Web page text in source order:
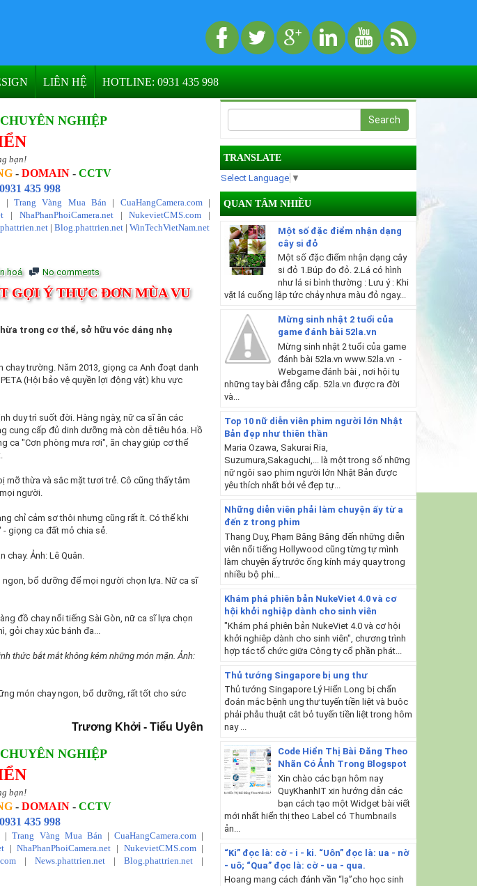
LIÊN HỆ HOTLINE: 0931 435 998
NGHIỆP
bạn!
- DOMAIN - CCTV
0931 435 998
| Trang Vàng Mua Bán | CuaHangCamera.com|
| NhaPhanPhoiCamera.net|NukevietCMS.com |
|Blog.phattrien.net |WinTechVietNam.net
hoá No comments
GỢI Ý THỰC ĐƠN MÙA VU
trong cơ thể, sở hữu vóc dáng nhẹ
trường. Năm 2013, giọng ca Anh đoạt danh
(Hội bảo vệ quyền lợi động vật) khu vực
duy trì suốt đời. Hàng ngày, nữ ca sĩ ăn các
cung cấp đủ dinh dưỡng mà còn dễ tiêu hóa. Hồ
ca "Cơn phòng mưa rơi", ăn chay giúp cơ thể
mỡ thừa và sắc mặt tươi trẻ. Cô cũng thấy tâm
người.
chỉ cảm sơ thôi nhưng cũng rất ít. Có thể khi
- giọng ca đất mỏ chia sẻ.
chay. Ảnh: Lê Quân.
bổ dưỡng để mọi người chọn lựa. Nữ ca sĩ
đồ chay nổi tiếng Sài Gòn, nữ ca sĩ lựa chọn
gỏi chay xúc bánh đa...
thức bắt mắt không kém những món mặn. Ảnh:
món chay ngon, bổ dưỡng, rất tốt cho sức
Trương Khởi - Tiểu Uyên
NGHIỆP
bạn!
- DOMAIN - CCTV
0931 435 998
|Trang Vàng Mua Bán | CuaHangCamera.com|
|NhaPhanPhoiCamera.net | NukevietCMS.com|
|News.phattrien.net |Blog.phattrien.net |
TRANSLATE
Select Language ▼
QUAN TÂM NHIỀU
Một số đặc điểm nhận dạng
cây si đỏ
Một số đặc điểm nhận dạng cây
si đỏ 1.Búp đo đỏ. 2.Lá có hình
như lá si bình thường : Lưu ý : Khi
vặt lá cuống lập tức chảy nhựa màu đỏ ngay...
Mừng sinh nhật 2 tuổi của
game đánh bài 52la.vn
Mừng sinh nhật 2 tuổi của game
đánh bài 52la.vn www.52la.vn -
Webgame đánh bài , nơi hội tụ
những tay bài đẳng cấp. 52la.vn được ra đời
và...
Top 10 nữ diễn viên phim người lớn Nhật
Bản đẹp như thiên thần
Maria Ozawa, Sakurai Ria,
Suzumura,Sakaguchi,... là một trong số những
nữ ngôi sao phim người lớn Nhật Bản được
yêu thích nhất bởi vẻ đẹp tự...
Những diễn viên phải làm chuyện ấy từ a
đến z trong phim
Thang Duy, Phạm Băng Băng đến những diễn
viên nổi tiếng Hollywood cũng từng tự mình
làm chuyện ấy trước ống kính máy quay trong
nhiều bộ phi...
Khám phá phiên bản NukeViet 4.0 và cơ
hội khởi nghiệp dành cho sinh viên
"Khám phá phiên bản NukeViet 4.0 và cơ hội
khởi nghiêp dành cho sinh viên", chương trình
hợp tác tổ chức giữa Công ty cổ phần phát...
Thủ tướng Singapore bị ung thư
Thủ tướng Singapore Lý Hiển Long bị chẩn
đoán mắc bệnh ung thư tuyến tiền liệt và buộc
phải phẫu thuật cắt bỏ tuyến tiền liệt trong hôm
nay ...
Code Hiển Thị Bài Đăng Theo
Nhãn Có Ảnh Trong Blogspot
Xin chào các bạn hôm nay
QuyKhanhIT xin hướng dẫn các
bạn cách tạo một Widget bài viết
mới nhất hiển thị theo Label có Thumbnails
ản...
“Ki” đọc là: cờ - i - ki. “Uôn” đọc là: ua - nờ
- uô; “Qua” đọc là: cờ - ua - qua.
Hoang mang cách đánh vần “lạ”cho học sinh